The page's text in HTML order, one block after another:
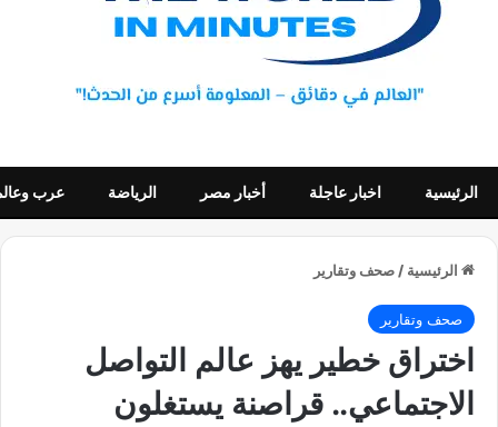
الرئيسية اخبار عاجلة أخبار مصر الرياضة عرب
الرئيسية / صحف وتقارير
صحف وتقارير
اختراق خطير يهز عالم التواصل
الاجتماعي.. قراصنة يستغلون